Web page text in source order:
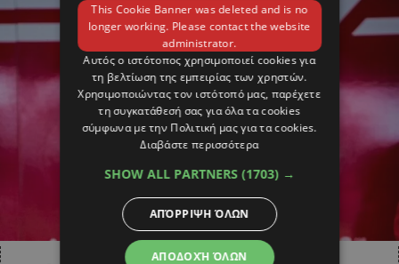
This Cookie Banner was deleted and is no
longer working. Please contact the website
administrator.
Αυτός ο ιστότοπος χρησιμοποιεί cookies για
τη βελτίωση της εμπειρίας των χρηστών.
Χρησιμοποιώντας τον ιστότοπό μας, παρέχετε
τη συγκατάθεσή σας για όλα τα cookies
σύμφωνα με την Πολιτική μας για τα cookies.
Διαβάστε περισσότερα
SHOW ALL PARTNERS (1703) →
ΑΠΟΔΟΧΉ ΌΛΩΝ
ΑΠΌΡΡΙΨΗ ΌΛΩΝ